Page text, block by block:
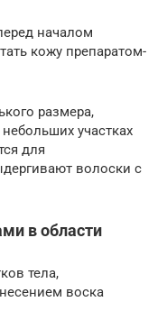
началом
кожу препаратом-
размера,
участках
для
волоски с
в области
тела,
воска